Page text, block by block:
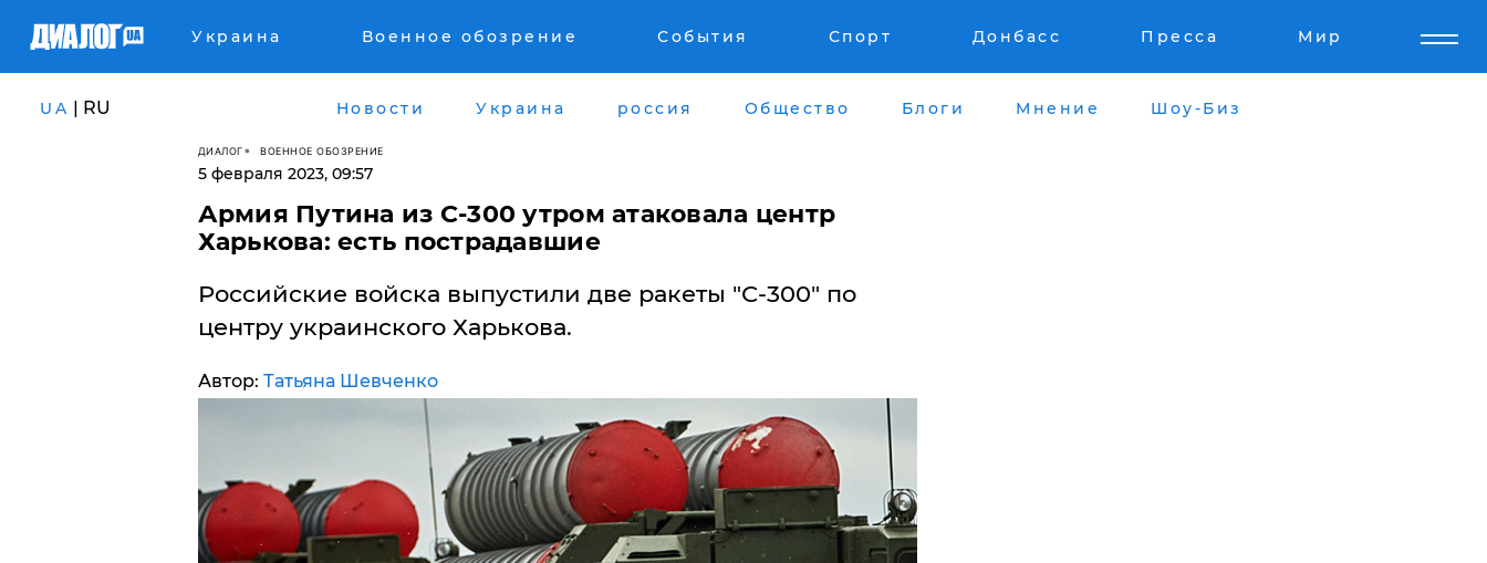
Украина Военное обозрение События Спорт Донбасс Пресса Мир
UA | RU Новости Украина россия Общество Блоги Мнение Шоу-Биз
ДИАЛОГ ВОЕННОЕ ОБОЗРЕНИЕ
5 февраля 2023, 09:57
​Армия Путина из С-300 утром атаковала центр
Харькова: есть пострадавшие
Российские войска выпустили две ракеты "С-300" по
центру украинского Харькова.
Автор: Татьяна Шевченко